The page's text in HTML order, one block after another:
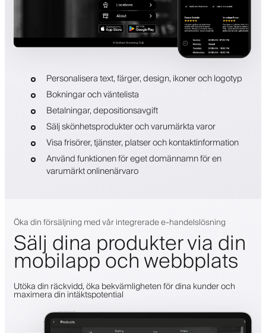
Personalisera text, färger, design, ikoner och logotyp
Bokningar och väntelista
Betalningar, depositionsavgift
Sälj skönhetsprodukter och varumärkta varor
Visa frisörer, tjänster, platser och kontaktinformation
Använd funktionen för eget domännamn för en
varumärkt onlinenärvaro
Öka din försäljning med vår integrerade e-handelslösning
Sälj dina produkter via din
mobilapp och webbplats
Utöka din räckvidd, öka bekvämligheten för dina kunder och
maximera din intäktspotential